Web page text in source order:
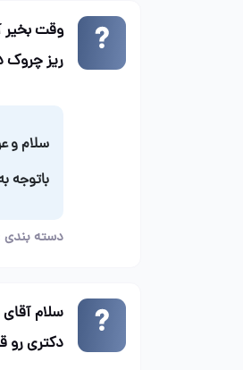
وقت بخیر
ریز چروک
سلام و
باتوجه
دسته
سلام
دکتری رو